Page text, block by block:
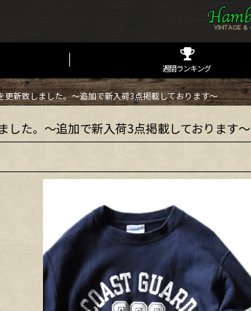
週間ランキング
更新致しました。～追加で新入荷3点掲載しております～
した。～追加で新入荷3点掲載しております～